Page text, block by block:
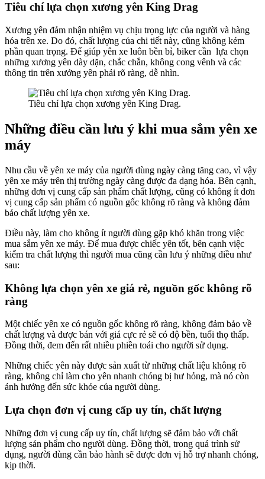
Tiêu chí lựa chọn xương yên King Drag
Xương yên đảm nhận nhiệm vụ chịu trọng lực của người và hàng
hóa trên xe. Do đó, chất lượng của chi tiết này, cũng không kém
phần quan trọng. Để giúp yên xe luôn bền bỉ, biker cần lựa chọn
những xương yên dày dặn, chắc chắn, không cong vênh và các
thông tin trên xưởng yên phải rõ ràng, dễ nhìn.
Tiêu chí lựa chọn xương yên King Drag.
Những điều cần lưu ý khi mua sắm yên xe
máy
Nhu cầu về yên xe máy của người dùng ngày càng tăng cao, vì vậy
yên xe máy trên thị trường ngày càng được đa dạng hóa. Bên cạnh,
những đơn vị cung cấp sản phẩm chất lượng, cũng có không ít đơn
vị cung cấp sản phẩm có nguồn gốc không rõ ràng và không đảm
bảo chất lượng yên xe.
Điều này, làm cho không ít người dùng gặp khó khăn trong việc
mua sắm yên xe máy. Để mua được chiếc yên tốt, bên cạnh việc
kiểm tra chất lượng thì người mua cũng cần lưu ý những điều như
sau:
Không lựa chọn yên xe giá rẻ, nguồn gốc không rõ
ràng
Một chiếc yên xe có nguồn gốc không rõ ràng, không đảm bảo về
chất lượng và được bán với giá cực rẻ sẽ có độ bền, tuổi thọ thấp.
Đồng thời, đem đến rất nhiều phiền toái cho người sử dụng.
Những chiếc yên này được sản xuất từ những chất liệu không rõ
ràng, không chỉ làm cho yên nhanh chóng bị hư hỏng, mà nó còn
ảnh hưởng đến sức khỏe của người dùng.
Lựa chọn đơn vị cung cấp uy tín, chất lượng
Những đơn vị cung cấp uy tín, chất lượng sẽ đảm bảo với chất
lượng sản phẩm cho người dùng. Đồng thời, trong quá trình sử
dụng, người dùng cần bảo hành sẽ được đơn vị hỗ trợ nhanh chóng,
kịp thời.